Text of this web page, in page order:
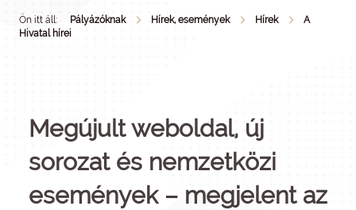
Ön itt áll: Pályázóknak Hírek, események Hírek
A
Hivatal hírei
Megújult weboldal, új
sorozat és nemzetközi
események – megjelent az